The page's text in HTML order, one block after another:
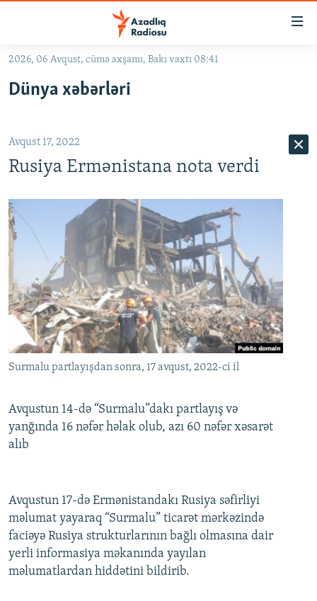
Əsas
qayıt
qayıt
Axtarışa
#İZAHLA
#ƏSLINDƏ
FƏRQƏ BAX
QANUNI DOĞRU
ARAŞDIRMA
MULTIMEDIA
VIDEO
FOTOQALEREYA
İNFOQRAFIKA
KARIKATURA
RADIO ARXIV
OXU ZALI
AZƏRBAYCAN ƏDƏBIYYATI KITABXANASI
İSLAM VƏ DEMOKRATIYA
HAQQIMIZDA
MISSIYAMIZ
PEŞƏ ETIKASI VƏ JURNALISTIKA STANDARTLARIMIZ
AZADLIQRADIOSU MOBIL TELEFONUNUZDA
BIZIMLƏ ƏLAQƏ
BIZI IZLƏ
RFE/RL-in bütün saytları
2026, 06 Avqust, cümə axşamı, Bakı vaxtı 08:41
Dünya xəbərləri
Avqust 17, 2022
Rusiya Ermənistana nota verdi
Surmalu partlayışdan sonra, 17 avqust, 2022-ci il
Avqustun 14-də “Surmalu”dakı partlayış və
yanğında 16 nəfər həlak olub, azı 60 nəfər xəsarət
alıb
Avqustun 17-də Ermənistandakı Rusiya səfirliyi
məlumat yayaraq “Surmalu” ticarət mərkəzində
faciəyə Rusiya strukturlarının bağlı olmasına dair
yerli informasiya məkanında yayılan
məlumatlardan hiddətini bildirib.